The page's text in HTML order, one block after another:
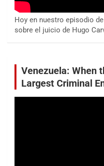
Hoy en nuestro episodio
sobre el juicio de Hugo
Venezuela: When
Largest Criminal